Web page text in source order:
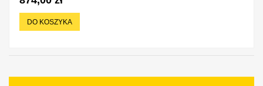
DO KOSZYKA